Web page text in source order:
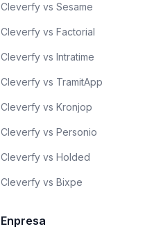
Cleverfy vs Sesame
Cleverfy vs Factorial
Cleverfy vs Intratime
Cleverfy vs TramitApp
Cleverfy vs Kronjop
Cleverfy vs Personio
Cleverfy vs Holded
Cleverfy vs Bixpe
Enpresa